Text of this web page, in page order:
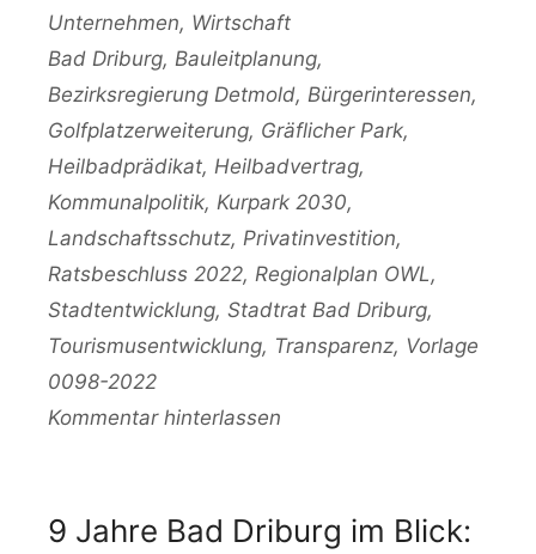
Unternehmen, Wirtschaft
Schlagwörter
Bad Driburg, Bauleitplanung,
Bezirksregierung Detmold, Bürgerinteressen,
Golfplatzerweiterung, Gräflicher Park,
Heilbadprädikat, Heilbadvertrag,
Kommunalpolitik, Kurpark 2030,
Landschaftsschutz, Privatinvestition,
Ratsbeschluss 2022, Regionalplan OWL,
Stadtentwicklung, Stadtrat Bad Driburg,
Tourismusentwicklung, Transparenz, Vorlage
0098-2022
Kommentar hinterlassen
9 Jahre Bad Driburg im Blick: